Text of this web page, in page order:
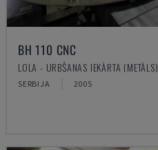
BH 110 CNC
LOLA - URBŠANAS IEKĀRTA (METĀLS)
SERBIJA 2005